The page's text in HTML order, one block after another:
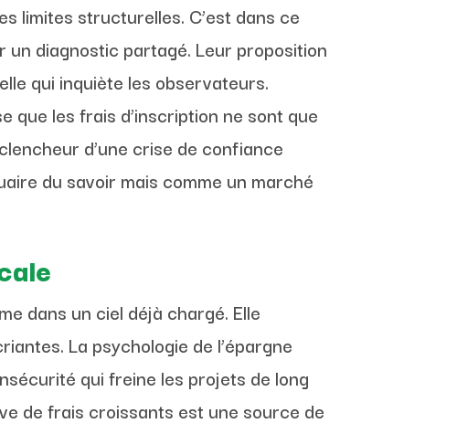
limites structurelles. C’est dans ce
diagnostic partagé. Leur proposition
qui inquiète les observateurs.
que les frais d’inscription ne sont que
d’une crise de confiance
du savoir mais comme un marché
dans un ciel déjà chargé. Elle
La psychologie de l’épargne
qui freine les projets de long
de frais croissants est une source de